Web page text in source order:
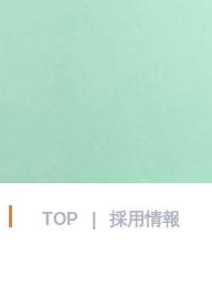
TOP 採用情報